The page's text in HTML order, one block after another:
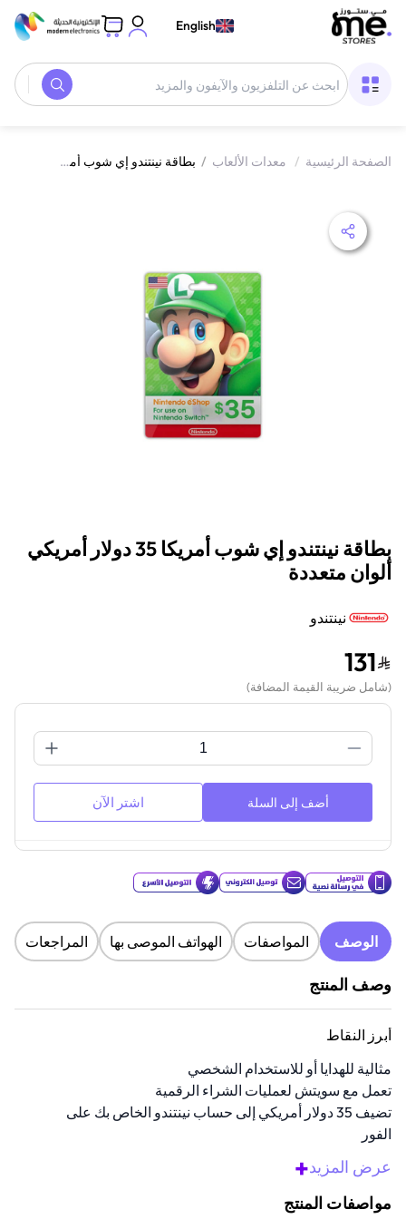
English
الصفحة الرئيسية / معدات الألعاب / بطاقة نينتندو إي شوب أمريكا 35 دولار أمريكي ألوان متعددة
بطاقة نينتندو إي شوب أمريكا 35 دولار أمريكي
ألوان متعددة
نينتندو
131
(شامل ضريبة القيمة المضافة)
أضف إلى السلة اشتر الآن
الوصف المواصفات الهواتف الموصى بها المراجعات
وصف المنتج
أبرز النقاط
مثالية للهدايا أو للاستخدام الشخصي
تعمل مع سويتش لعمليات الشراء الرقمية
تضيف 35 دولار أمريكي إلى حساب نينتندو الخاص بك على
الفور
والتصاريح
لا حاجة لبطاقة ائتمان لاستخدامها
عرض المزيد+
مواصفات المنتج